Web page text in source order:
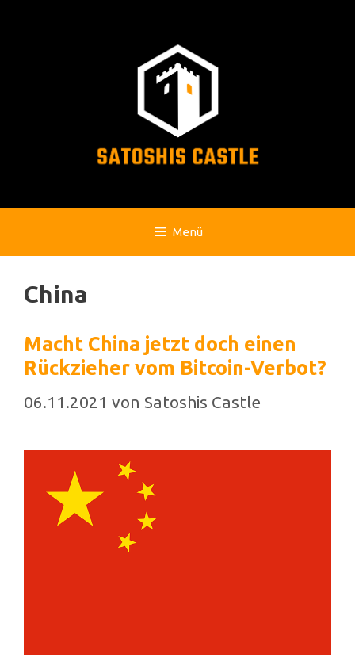
Menü
China
Macht China jetzt doch einen
Rückzieher vom Bitcoin-Verbot?
06.11.2021 von Satoshis Castle